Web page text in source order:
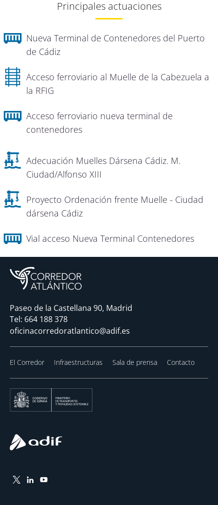
Principales actuaciones
Nueva Terminal de Contenedores del Puerto
de Cádiz
Acceso ferroviario al Muelle de la Cabezuela a
la RFIG
Acceso ferroviario nueva terminal de
contenedores
Adecuación Muelles Dársena Cádiz. M.
Ciudad/Alfonso XIII
Proyecto Ordenación frente Muelle - Ciudad
dársena Cádiz
Vial acceso Nueva Terminal Contenedores
Paseo de la Castellana 90, Madrid
Tel: 664 188 378
oficinacorredoratlantico@adif.es
El Corredor Infraestructuras Sala de prensa Contacto